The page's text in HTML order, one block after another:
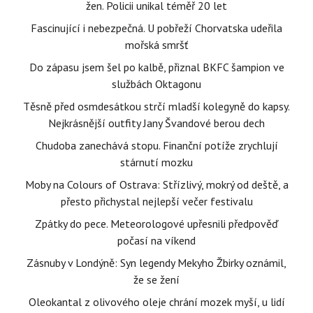
žen. Policii unikal téměř 20 let
Fascinující i nebezpečná. U pobřeží Chorvatska udeřila
mořská smršť
Do zápasu jsem šel po kalbě, přiznal BKFC šampion ve
službách Oktagonu
Těsně před osmdesátkou strčí mladší kolegyně do kapsy.
Nejkrásnější outfity Jany Švandové berou dech
Chudoba zanechává stopu. Finanční potíže zrychlují
stárnutí mozku
Moby na Colours of Ostrava: Střízlivý, mokrý od deště, a
přesto přichystal nejlepší večer festivalu
Zpátky do pece. Meteorologové upřesnili předpověď
počasí na víkend
Zásnuby v Londýně: Syn legendy Mekyho Žbirky oznámil,
že se žení
Oleokantal z olivového oleje chrání mozek myší, u lidí